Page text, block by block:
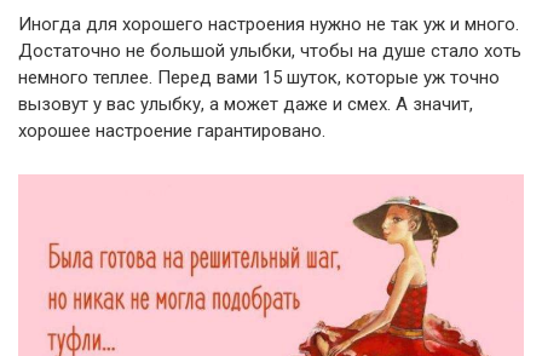
Иногда для хорошего настроения нужно не так уж и много.
Достаточно не большой улыбки, чтобы на душе стало хоть
немного теплее. Перед вами 15 шуток, которые уж точно
вызовут у вас улыбку, а может даже и смех. А значит,
хорошее настроение гарантировано.